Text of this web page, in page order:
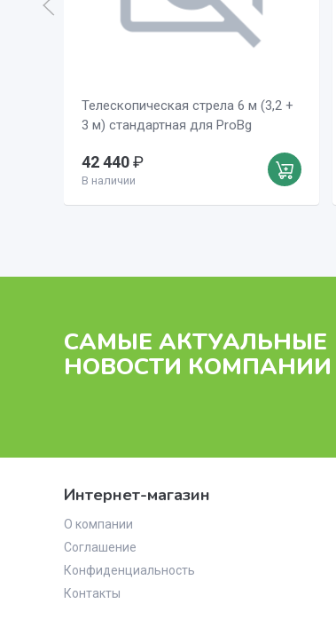
Телескопическая стрела 6 м (3,2 +
3 м) стандартная для ProBg
42 440₽
В наличии
САМЫЕ АКТУАЛЬНЫЕ
НОВОСТИ КОМПАНИИ
Интернет-магазин
О компании
Соглашение
Конфиденциальность
Контакты